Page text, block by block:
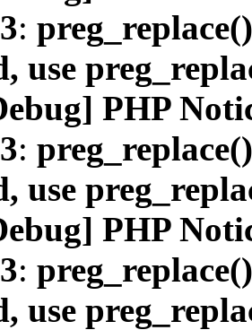
:
use
PHP
:
use
PHP
:
use